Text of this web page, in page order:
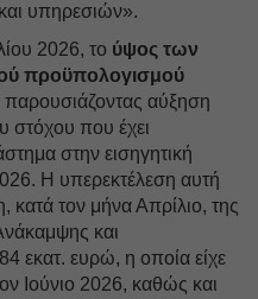
υπηρεσιών».
2026, το ύψος των
προϋπολογισμού
παρουσιάζοντας αύξηση
στόχου που έχει
στην εισηγητική
Η υπερεκτέλεση αυτή
κατά τον μήνα Απρίλιο, της
και
εκατ. ευρώ, η οποία είχε
Ιούνιο 2026, καθώς και